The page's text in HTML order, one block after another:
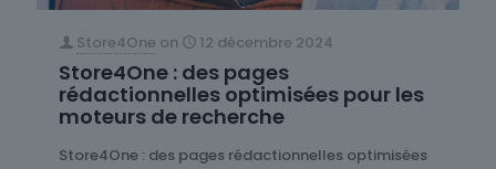
Store4One on 12 décembre 2024
Store4One : des pages
rédactionnelles optimisées pour les
moteurs de recherche
Store4One : des pages rédactionnelles optimisées